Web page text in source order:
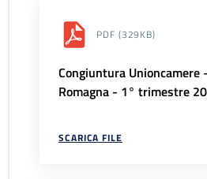
PDF (329KB)
Congiuntura Unioncamere
Romagna - 1° trimestre
SCARICA FILE